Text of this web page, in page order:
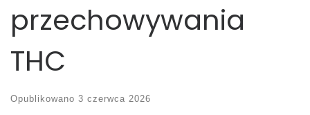
przechowywania
THC
Opublikowano 3 czerwca 2026